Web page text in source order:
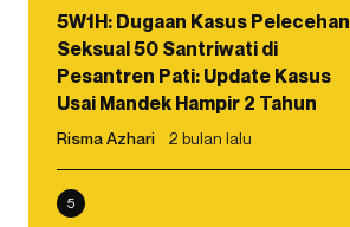
5W1H: Dugaan Kasus Pelecehan
Seksual 50 Santriwati di
Pesantren Pati: Update Kasus
Usai Mandek Hampir 2 Tahun
Risma Azhari 2 bulan lalu
5